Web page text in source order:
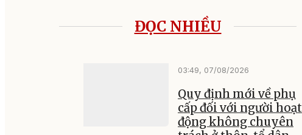
ĐỌC NHIỀU
03:49, 07/08/2026
Quy định mới về phụ
cấp đối với người hoạt
động không chuyên